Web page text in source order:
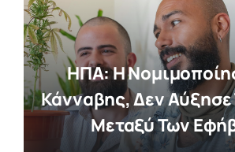
Collaborators
About
Contact
ΗΠΑ: Η
Κάνναβης, Δεν
Μεταξύ Των